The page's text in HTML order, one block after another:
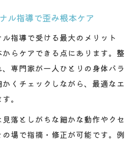
ル指導で歪み根本ケア
指導で受ける最大のメリット
らケアできる点にあります。整
専門家が一人ひとりの身体バラ
くチェックしながら、最適なエ
。
落としがちな細かな動作やクセ
場で指摘・修正が可能です。例